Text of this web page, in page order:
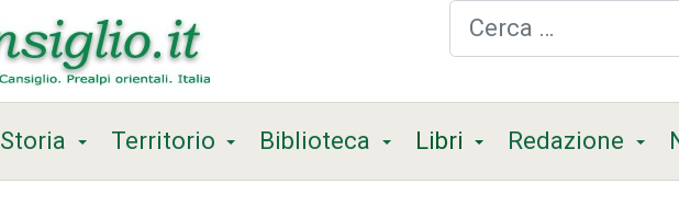
Cerca
Storia Territorio Biblioteca Libri Redazione